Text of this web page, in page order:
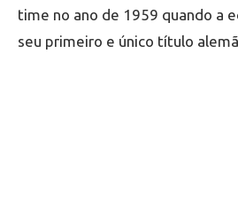
time no ano de 1959 quando a
seu primeiro e único título